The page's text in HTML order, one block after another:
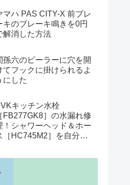
マハ PAS CITY-X 前ブレ
キのブレーキ鳴きを0円
解消した方法
孫六のピーラーに穴を開
てフックに掛けられるよ
にした
キッチン水栓
FB277GK8］の水漏れ修
！シャワーヘッド＆ホー
［HC745M2］を自分で